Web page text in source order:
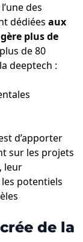
des
dédiées aux
gère plus de
de 80
deeptech :
d’apporter
sur les projets
leur
potentiels
de la